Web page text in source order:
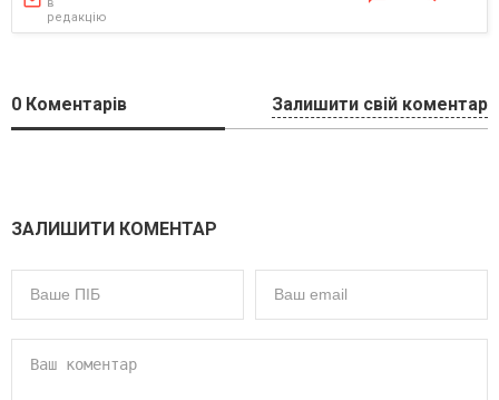
редакцію
0 Коментарів Залишити свій коментар
ЗАЛИШИТИ КОМЕНТАР